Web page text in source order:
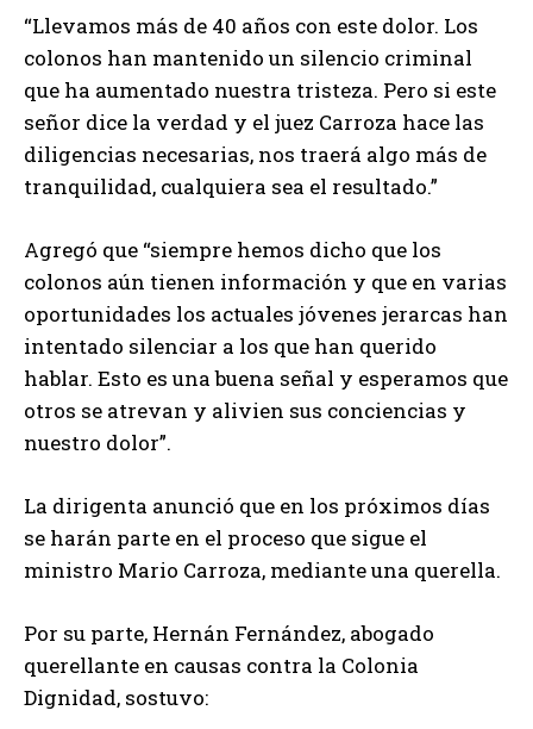
“Llevamos más de 40 años con este dolor. Los
colonos han mantenido un silencio criminal
que ha aumentado nuestra tristeza. Pero si este
señor dice la verdad y el juez Carroza hace las
diligencias necesarias, nos traerá algo más de
tranquilidad, cualquiera sea el resultado.”
Agregó que “siempre hemos dicho que los
colonos aún tienen información y que en varias
oportunidades los actuales jóvenes jerarcas han
intentado silenciar a los que han querido
hablar. Esto es una buena señal y esperamos que
otros se atrevan y alivien sus conciencias y
nuestro dolor”.
La dirigenta anunció que en los próximos días
se harán parte en el proceso que sigue el
ministro Mario Carroza, mediante una querella.
Por su parte, Hernán Fernández, abogado
querellante en causas contra la Colonia
Dignidad, sostuvo: